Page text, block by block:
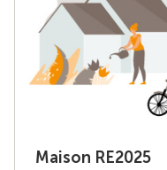
Maison RE2025